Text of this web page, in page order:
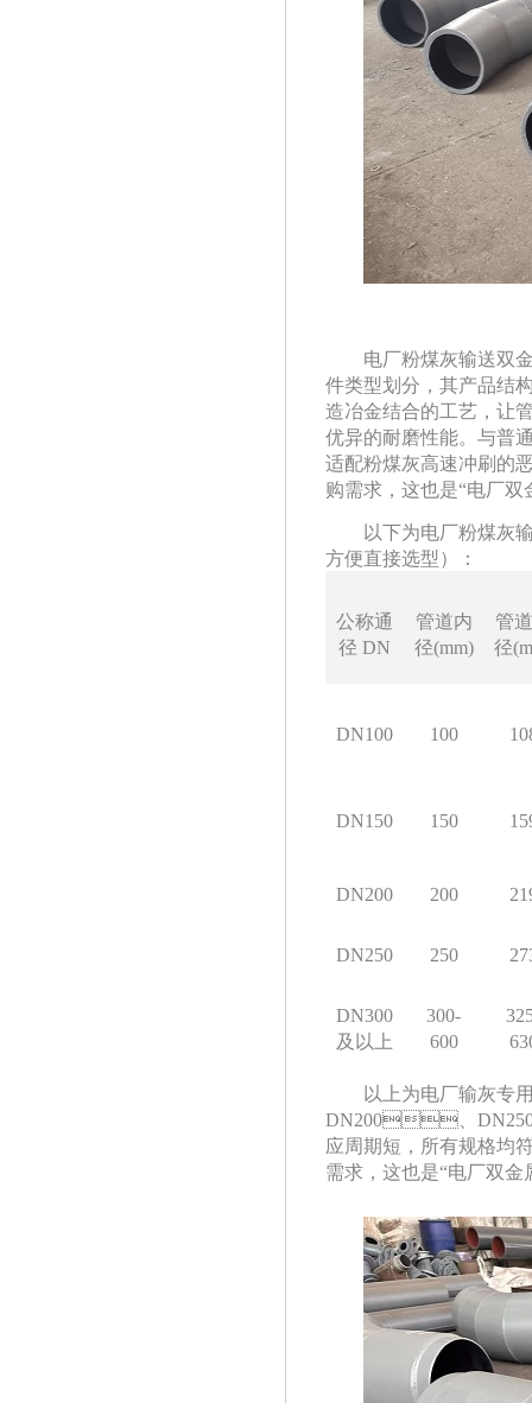
电厂粉煤灰输送双
件类型划分，其产品结
造冶金结合的工艺，
优异的耐磨性能。与
适配粉煤灰高速冲刷的恶
购需求，这也是“电厂双
以下为电厂粉煤灰
方便直接选型）：
公称通
径 DN
管道内
径(mm)
管
径
DN100 100
DN150 150
DN200 200
DN250 250
DN300
及以上
300-
600
以上为电厂输灰专用
DN200、DN250是
应周期短，所有规格
需求，这也是“电厂双